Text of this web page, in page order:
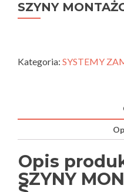
SZYNY
Kategoria: SYSTEMY
Opis
SZYNY